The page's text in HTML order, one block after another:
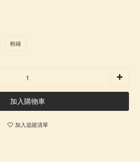
粉綠
加入購物車
加入追蹤清單